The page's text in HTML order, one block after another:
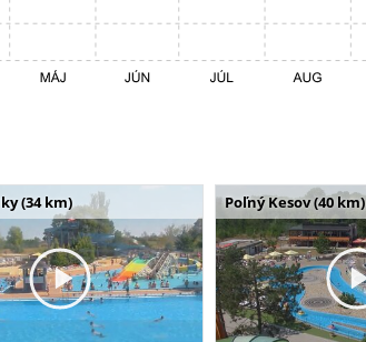
(34 km) Poľný Kesov (40 km)